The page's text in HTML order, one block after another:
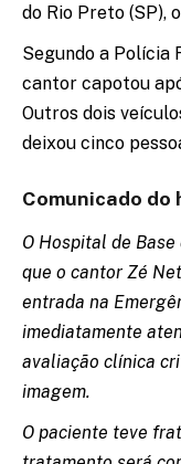
do Rio Preto (SP),
Segundo a Polícia
cantor capotou
Outros dois
deixou cinco
Comunicado do
O Hospital de
que o cantor Zé
entrada na
imediatamente
avaliação clínica
imagem.
O paciente teve